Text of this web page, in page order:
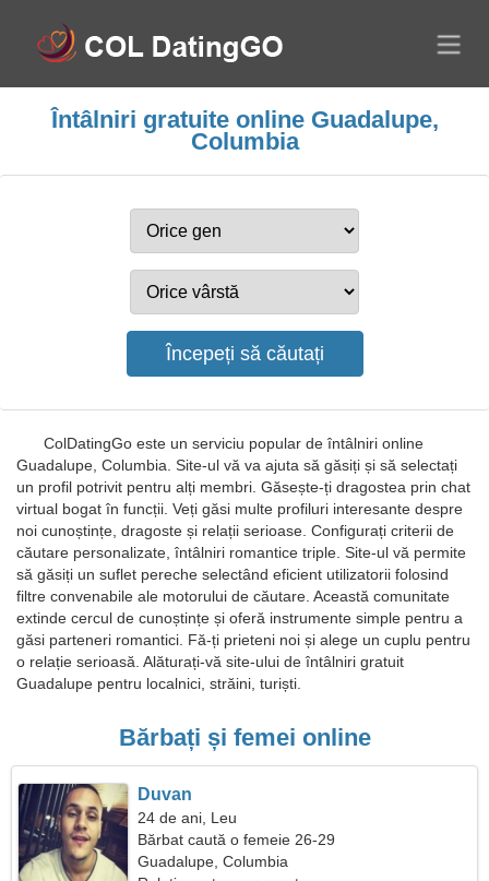
Întâlniri gratuite online Guadalupe,
Columbia
ColDatingGo este un serviciu popular de întâlniri online
Guadalupe, Columbia. Site-ul vă va ajuta să găsiți și să selectați
un profil potrivit pentru alți membri. Găsește-ți dragostea prin chat
virtual bogat în funcții. Veți găsi multe profiluri interesante despre
noi cunoștințe, dragoste și relații serioase. Configurați criterii de
căutare personalizate, întâlniri romantice triple. Site-ul vă permite
să găsiți un suflet pereche selectând eficient utilizatorii folosind
filtre convenabile ale motorului de căutare. Această comunitate
extinde cercul de cunoștințe și oferă instrumente simple pentru a
găsi parteneri romantici. Fă-ți prieteni noi și alege un cuplu pentru
o relație serioasă. Alăturați-vă site-ului de întâlniri gratuit
Guadalupe pentru localnici, străini, turiști.
Bărbați și femei online
Duvan
24 de ani, Leu
Bărbat caută o femeie 26-29
Guadalupe, Columbia